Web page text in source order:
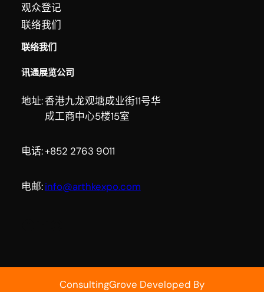
观众登记
联络我们
联络我们
讯通展览公司
地址:香港九龙观塘成业街11号华
成工商中心5楼15室
电话:+852 2763 9011
电邮:info@arthkexpo.com
ConsultingGrove Developed By